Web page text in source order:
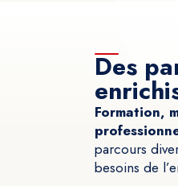
Des
Formation,
parcours
besoins de